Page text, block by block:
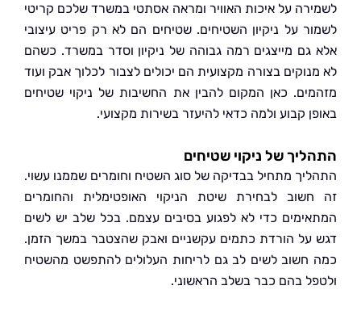
על איכות האוויר ומראה אסתטי במשרד שלכם קריטי
על ניקיון השטיחים. שטיחים הם לא רק פריט עיצובי
מייצגים רמה גבוהה של ניקיון וסדר במשרד. כשהם
בצורה מקצועית הם יכולים לצבור לכלוך אבק ועוד
כאן המקום להבין את החשיבות של ניקוי שטיחים
קבוע ולמה כדאי להיעזר בשירות מקצועי.
של ניקוי שטיחים
מתחיל בבדיקה של סוג השטיח וחומרים שממנו עשוי.
לבחירת שיטת הניקוי האופטימלית והחומרים
כדי לא לפגוע בסיבים עצמם. בכל שלב יש לשים
הורדת כתמים עקשניים ואבק שהצטבר במשך הזמן.
לשים לב גם לריחות העלולים להתפשט מהשטיח
בהם כבר בשלב הראשוני.